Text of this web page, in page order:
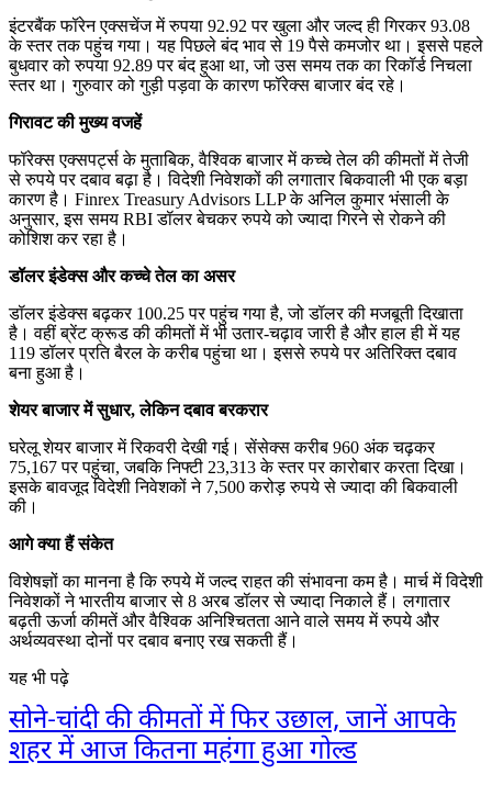
इंटरबैंक फॉरेन एक्सचेंज में रुपया 92.92 पर खुला और जल्द ही गिरकर 93.08
के स्तर तक पहुंच गया। यह पिछले बंद भाव से 19 पैसे कमजोर था। इससे पहले
बुधवार को रुपया 92.89 पर बंद हुआ था, जो उस समय तक का रिकॉर्ड निचला
स्तर था। गुरुवार को गुड़ी पड़वा के कारण फॉरेक्स बाजार बंद रहे।
गिरावट की मुख्य वजहें
फॉरेक्स एक्सपर्ट्स के मुताबिक, वैश्विक बाजार में कच्चे तेल की कीमतों में तेजी
से रुपये पर दबाव बढ़ा है। विदेशी निवेशकों की लगातार बिकवाली भी एक बड़ा
कारण है। Finrex Treasury Advisors LLP के अनिल कुमार भंसाली के
अनुसार, इस समय RBI डॉलर बेचकर रुपये को ज्यादा गिरने से रोकने की
कोशिश कर रहा है।
डॉलर इंडेक्स और कच्चे तेल का असर
डॉलर इंडेक्स बढ़कर 100.25 पर पहुंच गया है, जो डॉलर की मजबूती दिखाता
है। वहीं ब्रेंट क्रूड की कीमतों में भी उतार-चढ़ाव जारी है और हाल ही में यह
119 डॉलर प्रति बैरल के करीब पहुंचा था। इससे रुपये पर अतिरिक्त दबाव
बना हुआ है।
शेयर बाजार में सुधार, लेकिन दबाव बरकरार
घरेलू शेयर बाजार में रिकवरी देखी गई। सेंसेक्स करीब 960 अंक चढ़कर
75,167 पर पहुंचा, जबकि निफ्टी 23,313 के स्तर पर कारोबार करता दिखा।
इसके बावजूद विदेशी निवेशकों ने 7,500 करोड़ रुपये से ज्यादा की बिकवाली
की।
आगे क्या हैं संकेत
विशेषज्ञों का मानना है कि रुपये में जल्द राहत की संभावना कम है। मार्च में विदेशी
निवेशकों ने भारतीय बाजार से 8 अरब डॉलर से ज्यादा निकाले हैं। लगातार
बढ़ती ऊर्जा कीमतें और वैश्विक अनिश्चितता आने वाले समय में रुपये और
अर्थव्यवस्था दोनों पर दबाव बनाए रख सकती हैं।
यह भी पढ़े
सोने-चांदी की कीमतों में फिर उछाल, जानें आपके
शहर में आज कितना महंगा हुआ गोल्ड